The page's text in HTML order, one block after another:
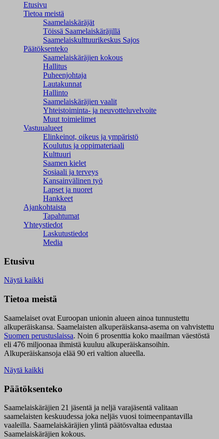
Etusivu
Tietoa meistä
Saamelaiskäräjät
Töissä Saamelaiskäräjillä
Saamelaiskulttuuri­keskus Sajos
Päätöksenteko
Saamelaiskäräjien kokous
Hallitus
Puheenjohtaja
Lautakunnat
Hallinto
Saamelaiskäräjien vaalit
Yhteistoiminta- ja neuvotteluvelvoite
Muut toimielimet
Vastuualueet
Elinkeinot, oikeus ja ympäristö
Koulutus ja oppimateriaali
Kulttuuri
Saamen kielet
Sosiaali ja terveys
Kansainvälinen työ
Lapset ja nuoret
Hankkeet
Ajankohtaista
Tapahtumat
Yhteystiedot
Laskutustiedot
Media
Etusivu
Näytä kaikki
Tietoa meistä
Saamelaiset ovat Euroopan unionin alueen ainoa tunnustettu
alkuperäiskansa. Saamelaisten alkuperäiskansa-asema on vahvistettu
Suomen perustuslaissa. Noin 6 prosenttia koko maailman väestöstä
eli 476 miljoonaa ihmistä kuuluu alkuperäiskansoihin.
Alkuperäiskansoja elää 90 eri valtion alueella.
Näytä kaikki
Päätöksenteko
Saamelaiskäräjien 21 jäsentä ja neljä varajäsentä valitaan
saamelaisten keskuudessa joka neljäs vuosi toimeenpantavilla
vaaleilla. Saamelaiskäräjien ylintä päätösvaltaa edustaa
Saamelaiskäräjien kokous.